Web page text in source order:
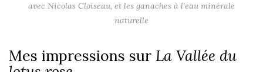
avec Nicolas Cloiseau, et les ganaches à l’eau minérale
naturelle
Mes impressions sur La Vallée du